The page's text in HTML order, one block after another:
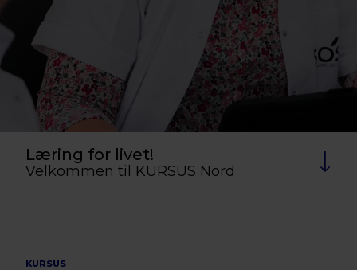
Læring for livet!
Velkommen til KURSUS Nord
KURSUS